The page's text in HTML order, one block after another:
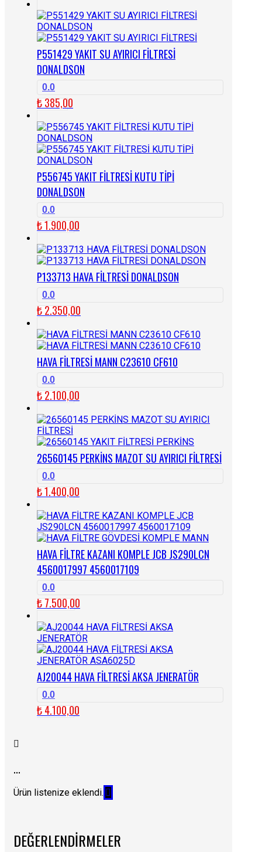
P551429 YAKIT SU AYIRICI FİLTRESİ
DONALDSON
0.0
₺385,00
P556745 YAKIT FİLTRESİ KUTU TİPİ
DONALDSON
0.0
₺1.900,00
P133713 HAVA FİLTRESİ DONALDSON
0.0
₺2.350,00
HAVA FİLTRESİ MANN C23610 CF610
0.0
₺2.100,00
26560145 PERKİNS MAZOT SU AYIRICI FİLTRESİ
0.0
₺1.400,00
HAVA FİLTRE KAZANI KOMPLE JCB JS290LCN
4560017997 4560017109
0.0
₺7.500,00
AJ20044 HAVA FİLTRESİ AKSA JENERATÖR
0.0
₺4.100,00
...
Ürün listenize eklendi.
DEĞERLENDIRMELER